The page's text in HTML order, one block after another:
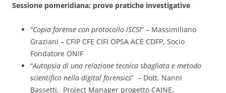
Sessione pomeridiana: prove pratiche investigative
“Copia forense con protocollo ISCSI” – Massimiliano
Graziani – CFIP CFE CIFI OPSA ACE CDFP, Socio
Fondatore ONIF
“Autopsia di una relazione tecnica sbagliata e metodo
scientifico nella digital forensics” – Dott. Nanni
Bassetti, Project Manager progetto CAINE,